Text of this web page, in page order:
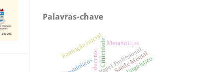
Palavras-chave
Papel Profissional.
Criticidade
Formação inicial
Saúde Mental
Metabólitos